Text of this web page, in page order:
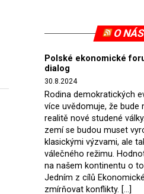
O
Polské ekonomické
dialog
30.8.2024
Rodina demokratických
více uvědomuje, že bude
realitě nové studené
zemí se budou muset
klasickými výzvami, ale
válečného režimu.
na našem kontinentu o
Jedním z cílů
zmírňovat konflikty. […]